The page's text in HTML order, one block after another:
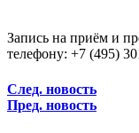
Запись на приём и
телефону: +7 (495)
След. новость
Пред. новость